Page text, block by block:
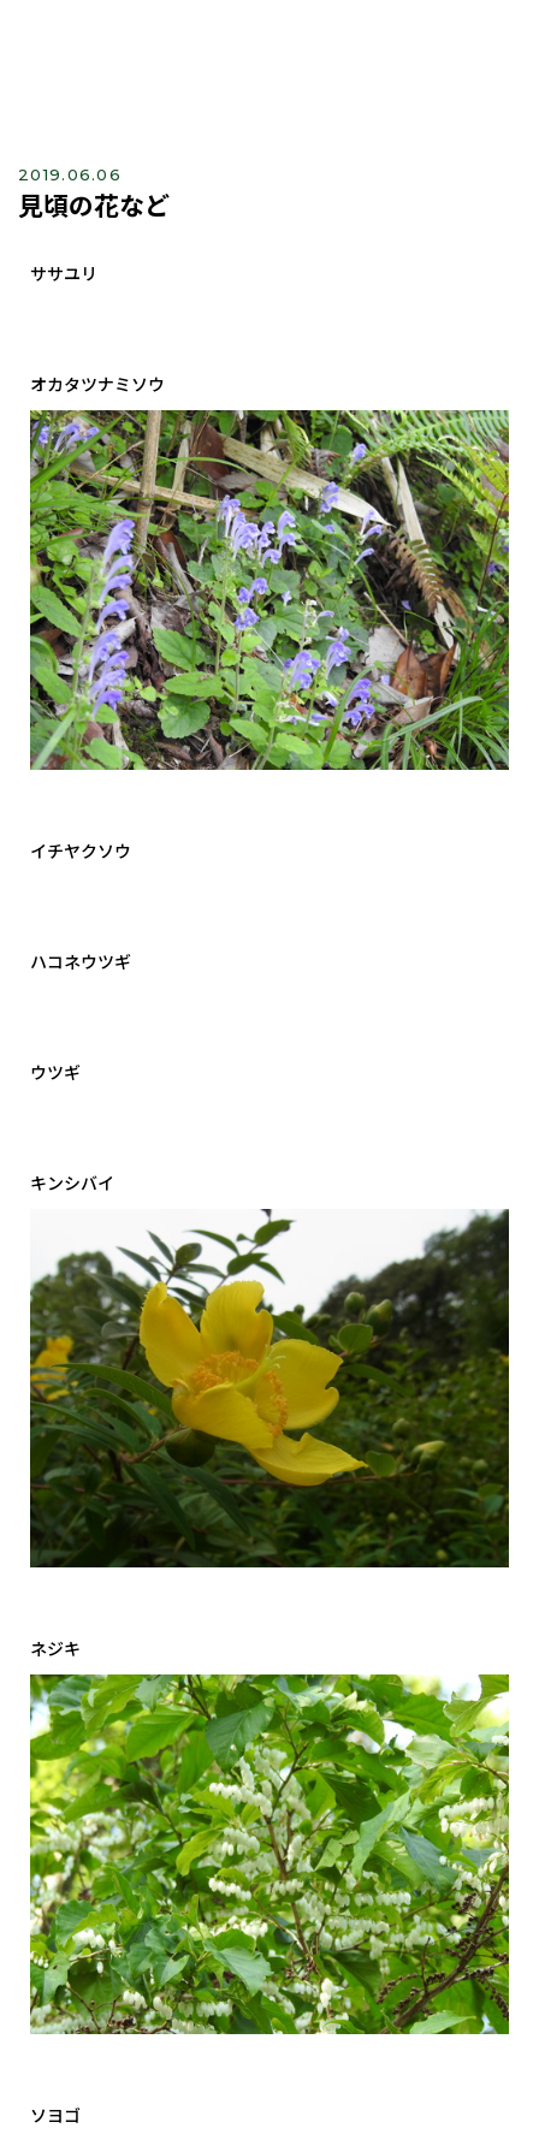
2019.06.06
見頃の花など
ササユリ
オカタツナミソウ
イチヤクソウ
ハコネウツギ
ウツギ
キンシバイ
ネジキ
ソヨゴ